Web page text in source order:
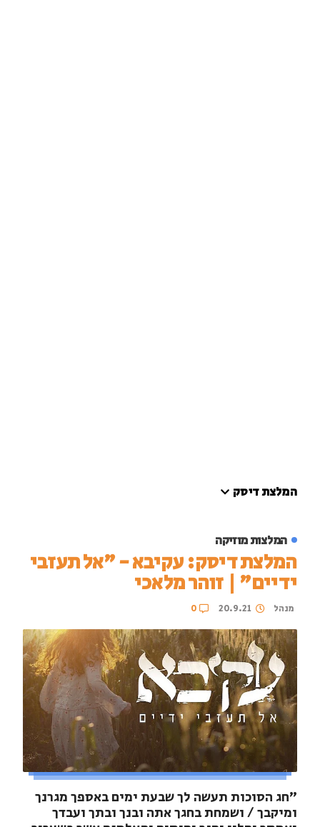
המלצת דיסק
המלצות מוזיקה
המלצת דיסק: עקיבא - "אל תעזבי
ידיים" | זוהר מלאכי
מנהל 20.9.21
0
"חג הסוכות תעשה לך שבעת ימים באספך מגרנך
ומיקבך / ושמחת בחגך אתה ובנך ובתך ועבדך